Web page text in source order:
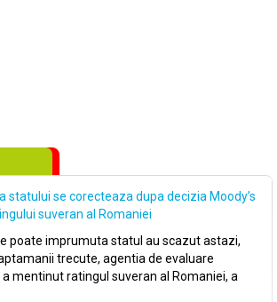
statului se corecteaza dupa decizia Moody’s
suveran al Romaniei
poate imprumuta statul au scazut astazi,
trecute, agentia de evaluare
a mentinut ratingul suveran al Romaniei, a